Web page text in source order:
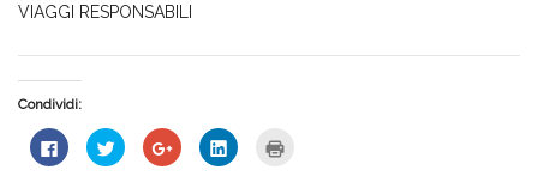
VIAGGI RESPONSABILI
Condividi:
Fai
clic
Fai
clic
Fai
clic
Fai
clic